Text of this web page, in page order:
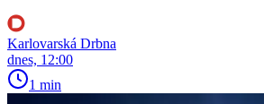
Karlovarská Drbna
dnes, 12:00
1 min